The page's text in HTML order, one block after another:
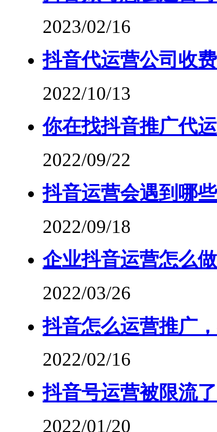
2023/02/16
抖音代运营公司收
2022/10/13
你在找抖音推广代
2022/09/22
抖音运营会遇到哪
2022/09/18
企业抖音运营怎么做
2022/03/26
抖音怎么运营推广
2022/02/16
抖音号运营被限流
2022/01/20